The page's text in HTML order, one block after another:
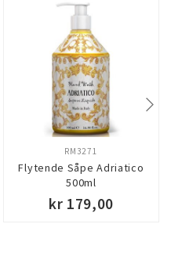
Flytende Såpe Adriatico
500ml
RM3271
kr 179,00